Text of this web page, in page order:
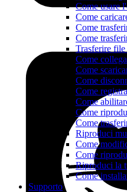
Come usare
Come
Come
Come
Trasferire
Come
Come
Come
Come
Come
Come
Come
Riproduci
Come
Come
Riproduci la
Come
Supporto